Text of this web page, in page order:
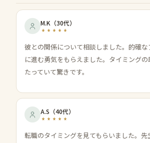
M.K （30代）
彼との関係について相談しました。的確
に進む勇気をもらえました。タイミング
たっていて驚きです。
A.S （40代）
転職のタイミングを見てもらいました。